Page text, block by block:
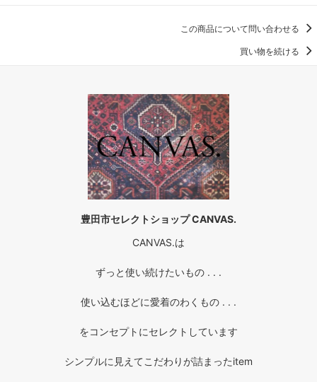
この商品について問い合わせる
買い物を続ける
豊田市セレクトショップ CANVAS.
CANVAS.は
ずっと使い続けたいもの . . .
使い込むほどに愛着のわくもの . . .
をコンセプトにセレクトしています
シンプルに見えてこだわりが詰まったitem